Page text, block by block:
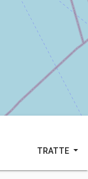
TRATTE